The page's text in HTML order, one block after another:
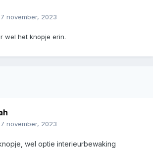
november, 2023
wel het knopje erin.
november, 2023
wel optie interieurbewaking